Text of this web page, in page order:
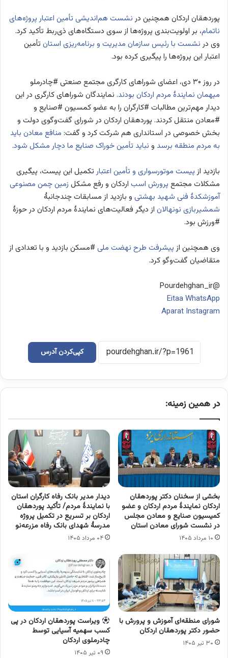
پوردهقان اردکان همچنین درنشست هم‌اندیشی تأمین اعتبار پروژه‌های
ناتمام، بر اولویت‌بندی پروژه‌ها از سوی دستگاه‌های ذی‌ربط تأکید کرد.
وی درنشست با رئیس سازمان مدیریت و برنامه‌ریزی استان تأمین
اعتبار این پروژه‌ها را پیگیری کرده بود.
در روز ۳۰ دی، اعضای شوراهای کارگری مجتمع صنعتی #چادرملو
میهمان نمایندۀ مردم اردکان بودند. نمایندگان شوراهای کارگری در این
دیدار مهم‌ترین مطالبات #کارگران را به عضو کمسیون #صنایع و
#معادن منتقل کردند. پوردهقان اردکان در شورای گفت‌وگوی دولت و
بخش خصوصی در استانداری هم شرکت کرد و گفت: منافع معادن باید
به مردم منطقه برسد و نباید تأمین خوراک صنایع ما دچار مشکل شود.
بازدید ازپیست موتورسواری و تأمین اعتبارتکمیل این پیست، پیگیری
مشکلات مجتمع پرورش اسب اردکان و رفع مشکل زمین چمن مصنوعی
آموزشکدۀ فنی شهید بهشتی و بازدید از مسابقات چندجانبۀ
شمشیربازی نونهالان از دیگر فعالیت‌های نمایندۀ مردم اردکان در حوزۀ
#ورزش بود.
وی همچنین ازپیشرفت طرح نهضت ملی #مسکن بازدید و با تعدادی از
متقاضیان گفت‌وگو کرد.
@Pourdehghan_ir
EitaaWhatsApp
Aparat Instagram
کپی‌کردن آدرس
در همین زمینه:
بخشی از سخنان دکتر پوردهقان
اردکان نمایندۀ مردم اردکان و عضو
کمیسیون صنایع و معادن مجلس
در نشست شورای معادن استان
۱۰ مرداد ۱۴۰۵
دیدار مدیر بانک رفاه کارگران استان
با نمایندۀ مردم/ تأکید پوردهقان
اردکان بر تسریع در تکمیل پروژه
مدرسۀ شهدای بانک رفاه مزرعه‌نو
۰۴ مرداد ۱۴۰۵
شورای منطقه‌ای آموزش و پرورش با
حضور دکتر پوردهقان اردکان
۳۰ تیر ۱۴۰۵
ویراست پوردهقان اردکان در پی
کسب سهمیه آسیایی توسط
چادرملوی اردکان
۰۹ تیر ۱۴۰۵